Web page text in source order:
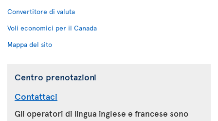
Convertitore di valuta
Voli economici per il Canada
Mappa del sito
Centro prenotazioni
Contattaci
Gli operatori di lingua inglese e francese sono